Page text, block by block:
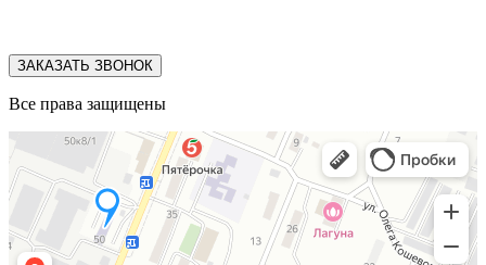
ЗАКАЗАТЬ ЗВОНОК
Все права защищены